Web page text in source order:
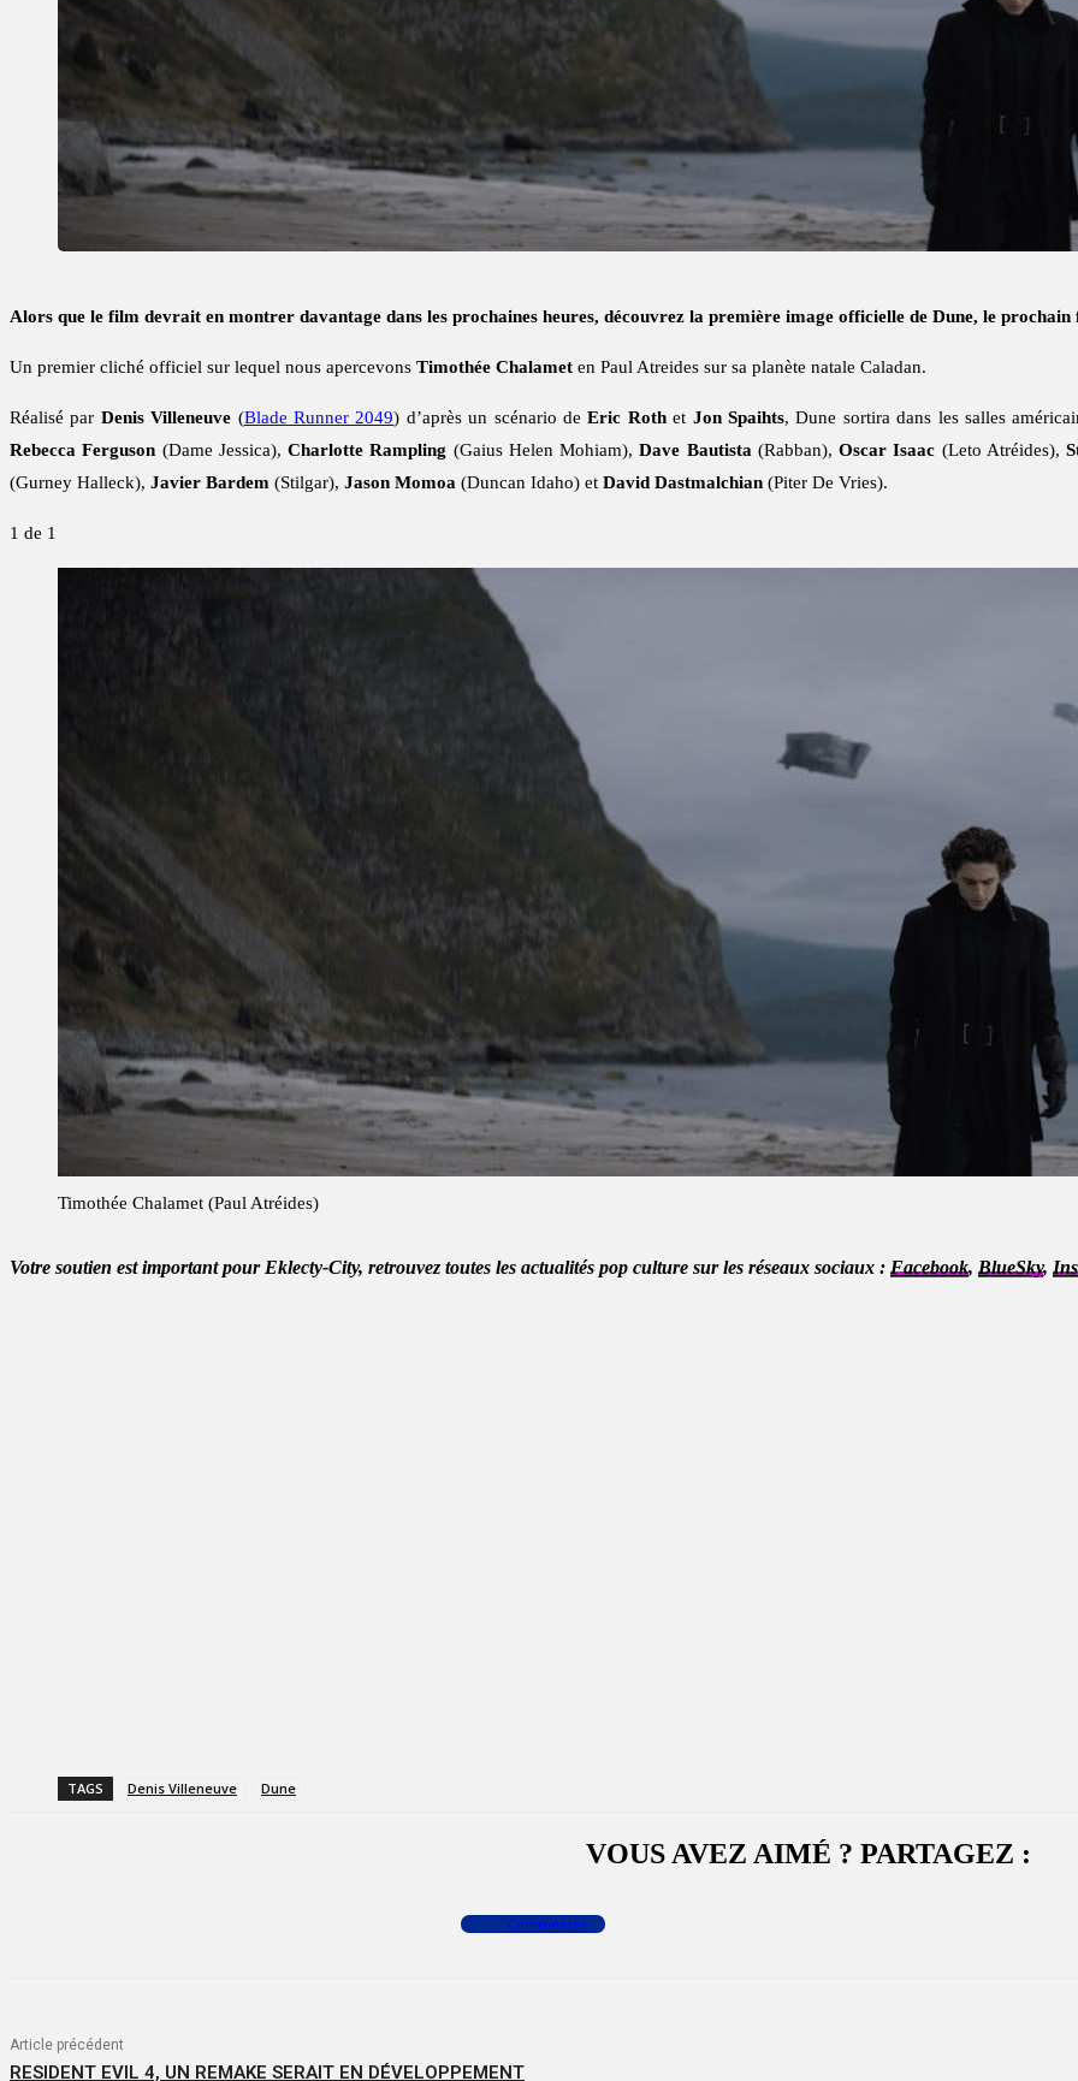
Alors que le film devrait en montrer davantage dans les prochaines heures, découvrez la première image officielle de Dune, le prochain
Un premier cliché officiel sur lequel nous apercevons Timothée Chalamet en Paul Atreides sur sa planète natale Caladan.
Réalisé par Denis Villeneuve (Blade Runner 2049) d’après un scénario deEric Rothet Jon Spaihts, Dune sortira dans les salles
Rebecca Ferguson (Dame Jessica),Charlotte Rampling (Gaius Helen Mohiam),Dave Bautista (Rabban),Oscar Isaac (Leto Atréides),
(Gurney Halleck), Javier Bardem (Stilgar), Jason Momoa (Duncan Idaho) et David Dastmalchian (Piter De Vries).
1 de 1
Timothée Chalamet (Paul Atréides)
Votre soutien est important pour Eklecty-City, retrouvez toutes les actualités pop culture sur les réseaux sociaux : Facebook, BlueSky,
TAGS Denis Villeneuve Dune
VOUS AVEZ AIMÉ ? PARTAGEZ :
Commenter
Article précédent
RESIDENT EVIL 4, UN REMAKE SERAIT EN DÉVELOPPEMENT